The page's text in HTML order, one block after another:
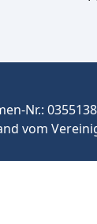
Nr.:
vom